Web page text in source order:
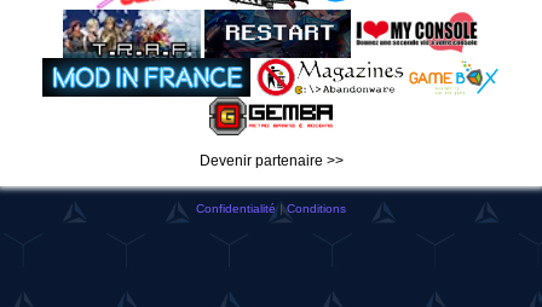
Devenir partenaire >>
Confidentialité|Conditions